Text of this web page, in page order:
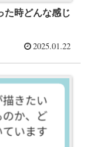
た時どんな感じ
2025.01.22